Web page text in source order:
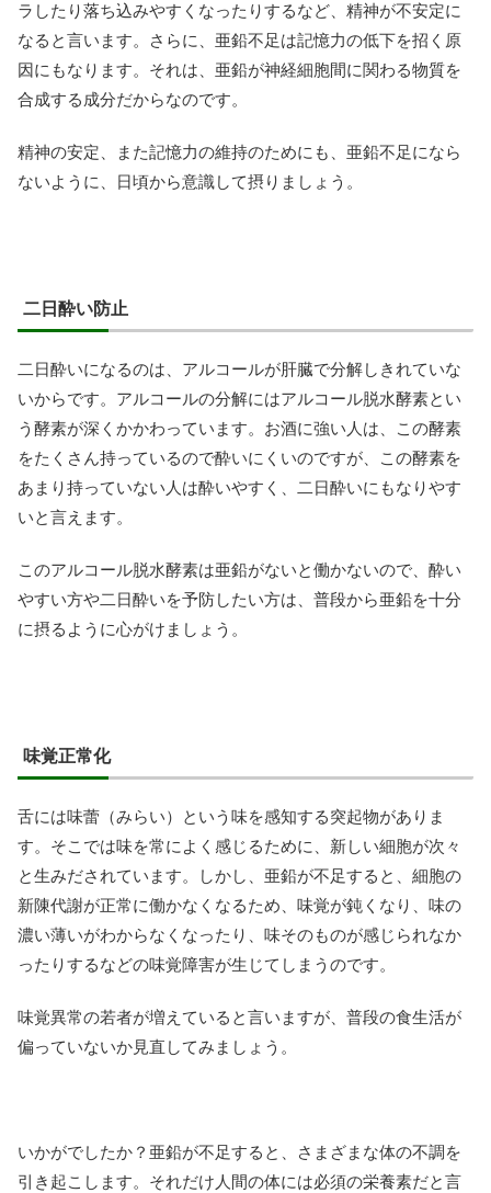
ラしたり落ち込みやすくなったりするなど、精神が不安定に
なると言います。さらに、亜鉛不足は記憶力の低下を招く原
因にもなります。それは、亜鉛が神経細胞間に関わる物質を
合成する成分だからなのです。
精神の安定、また記憶力の維持のためにも、亜鉛不足になら
ないように、日頃から意識して摂りましょう。
二日酔い防止
二日酔いになるのは、アルコールが肝臓で分解しきれていな
いからです。アルコールの分解にはアルコール脱水酵素とい
う酵素が深くかかわっています。お酒に強い人は、この酵素
をたくさん持っているので酔いにくいのですが、この酵素を
あまり持っていない人は酔いやすく、二日酔いにもなりやす
いと言えます。
このアルコール脱水酵素は亜鉛がないと働かないので、酔い
やすい方や二日酔いを予防したい方は、普段から亜鉛を十分
に摂るように心がけましょう。
味覚正常化
舌には味蕾（みらい）という味を感知する突起物がありま
す。そこでは味を常によく感じるために、新しい細胞が次々
と生みだされています。しかし、亜鉛が不足すると、細胞の
新陳代謝が正常に働かなくなるため、味覚が鈍くなり、味の
濃い薄いがわからなくなったり、味そのものが感じられなか
ったりするなどの味覚障害が生じてしまうのです。
味覚異常の若者が増えていると言いますが、普段の食生活が
偏っていないか見直してみましょう。
いかがでしたか？亜鉛が不足すると、さまざまな体の不調を
引き起こします。それだけ人間の体には必須の栄養素だと言